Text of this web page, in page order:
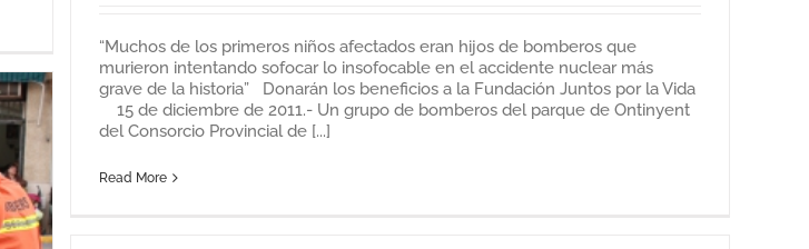
“Muchos de los primeros niños afectados eran hijos de bomberos que
murieron intentando sofocar lo insofocable en el accidente nuclear más
grave de la historia” Donarán los beneficios a la Fundación Juntos por la Vida
15 de diciembre de 2011.- Un grupo de bomberos del parque de Ontinyent
del Consorcio Provincial de [...]
Read More